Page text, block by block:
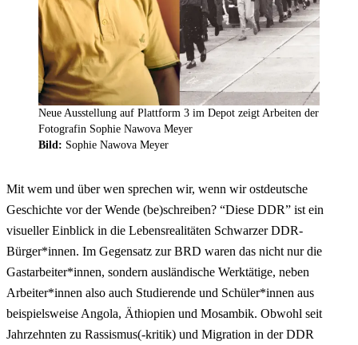
Neue Ausstellung auf Plattform 3 im Depot zeigt Arbeiten der
Fotografin Sophie Nawova Meyer
Bild: Sophie Nawova Meyer
Mit wem und über wen sprechen wir, wenn wir ostdeutsche
Geschichte vor der Wende (be)schreiben? “Diese DDR” ist ein
visueller Einblick in die Lebensrealitäten Schwarzer DDR-
Bürger*innen. Im Gegensatz zur BRD waren das nicht nur die
Gastarbeiter*innen, sondern ausländische Werktätige, neben
Arbeiter*innen also auch Studierende und Schüler*innen aus
beispielsweise Angola, Äthiopien und Mosambik. Obwohl seit
Jahrzehnten zu Rassismus(-kritik) und Migration in der DDR